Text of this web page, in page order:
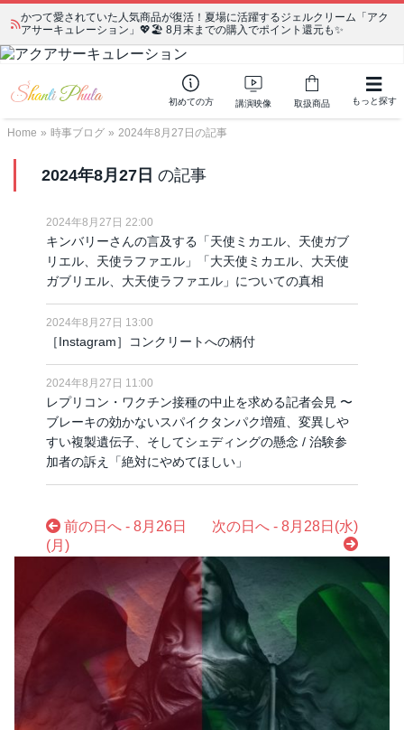
かつて愛されていた人気商品が復活！夏場に活躍するジェルクリーム「アク
アサーキュレーション」💖🏖️ 8月末までの購入でポイント還元も✨
初めての方 講演映像 取扱商品 もっと探す
Home » 時事ブログ » 2024年8月27日の記事
2024年8月27日 の記事
2024年8月27日 22:00
キンバリーさんの言及する「天使ミカエル、天使ガブ
リエル、天使ラファエル」「大天使ミカエル、大天使
ガブリエル、大天使ラファエル」についての真相
2024年8月27日 13:00
［Instagram］コンクリートへの柄付
2024年8月27日 11:00
レプリコン・ワクチン接種の中止を求める記者会見 〜
ブレーキの効かないスパイクタンパク増殖、変異しや
すい複製遺伝子、そしてシェディングの懸念 / 治験参
加者の訴え「絶対にやめてほしい」
前の日へ - 8月26日
(月)
次の日へ - 8月28日(水)